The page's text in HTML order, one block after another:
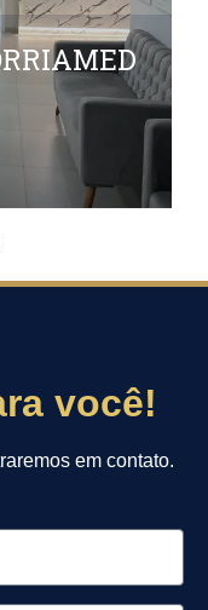
você!
em contato.